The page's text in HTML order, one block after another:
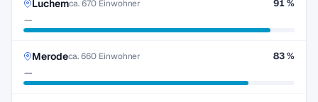
Luchemca. 670 Einwohner
—
91 %
Merodeca. 660 Einwohner
—
83 %